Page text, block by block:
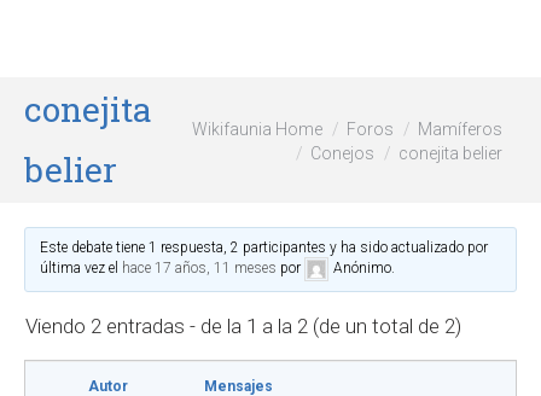
conejita
belier
Wikifaunia Home Foros
Mamíferos
Conejos
conejita belier
Este debate tiene 1 respuesta, 2 participantes y ha sido actualizado por
última vez el hace 17 años, 11 meses por Anónimo.
Viendo 2 entradas - de la 1 a la 2 (de un total de 2)
Autor Mensajes